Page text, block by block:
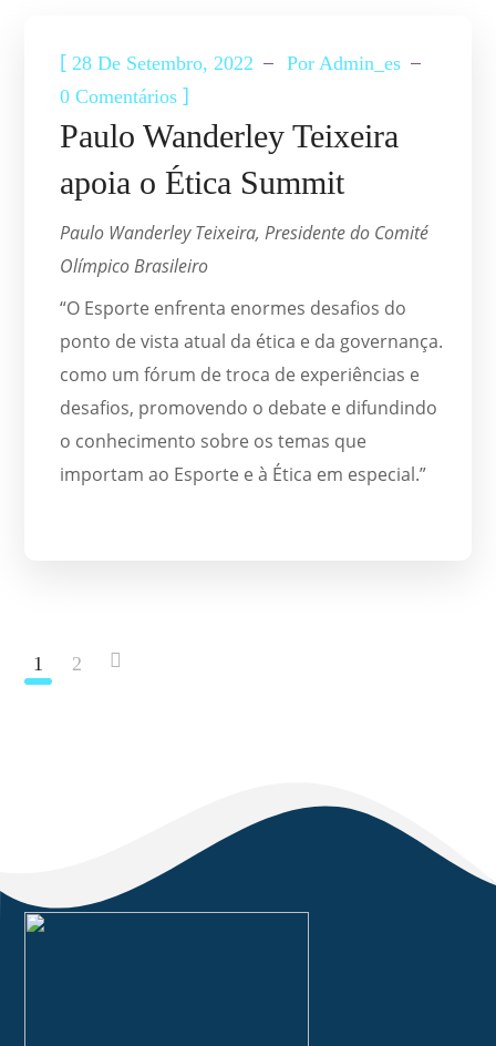
[ 28 De Setembro, 2022 PorAdmin_es
0 Comentários ]
Paulo Wanderley Teixeira
apoia o Ética Summit
Paulo Wanderley Teixeira, Presidente do Comité
Olímpico Brasileiro
“O Esporte enfrenta enormes desafios do
ponto de vista atual da ética e da governança.
como um fórum de troca de experiências e
desafios, promovendo o debate e difundindo
o conhecimento sobre os temas que
importam ao Esporte e à Ética em especial.”
1 2